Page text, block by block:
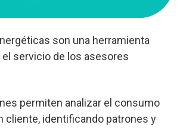
son una herramienta
servicio de los asesores
permiten analizar el consumo
cliente, identificando patrones y